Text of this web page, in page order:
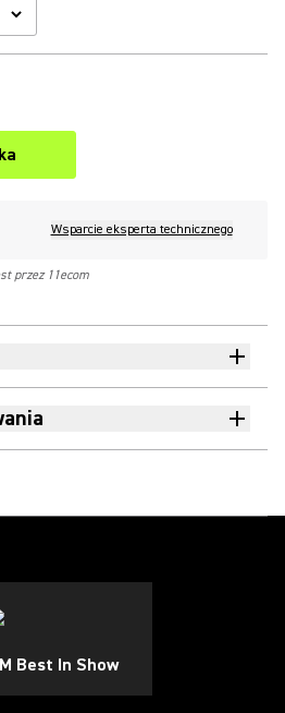
Wsparcie eksperta technicznego
przez 11ecom
Best In Show